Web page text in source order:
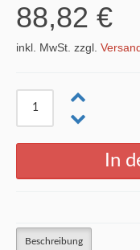
88,82 €
inkl. MwSt. zzgl.
Beschreibung